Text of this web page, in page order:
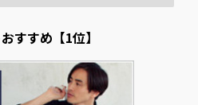
すすめ【1位】